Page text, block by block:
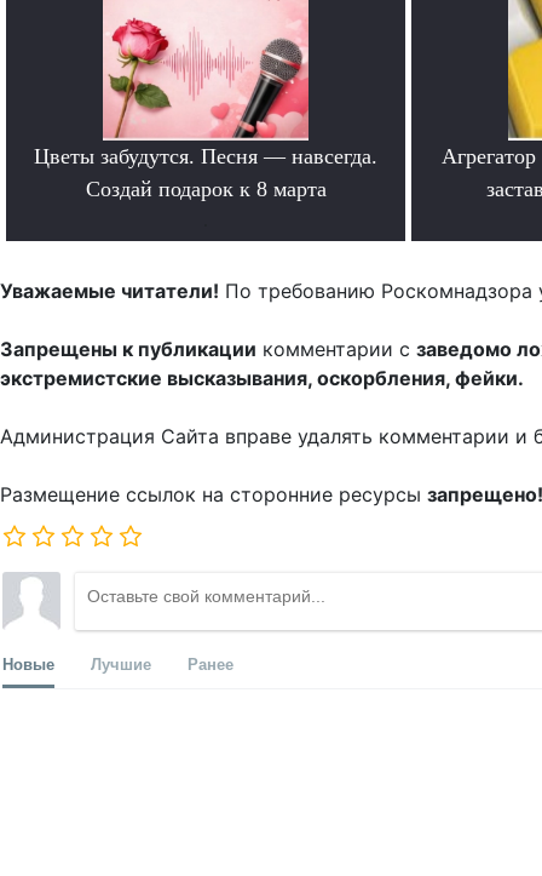
Цветы забудутся. Песня — навсегда.
Создай подарок к 8 марта
Уважаемые читатели! По требованию Роскомнадзора
Запрещены к публикации комментарии с заведомо
экстремистские высказывания, оскорбления, фейки.
Администрация Сайта вправе удалять комментарии и
Размещение ссылок на сторонние ресурсы запрещено!
Новые Лучшие Ранее